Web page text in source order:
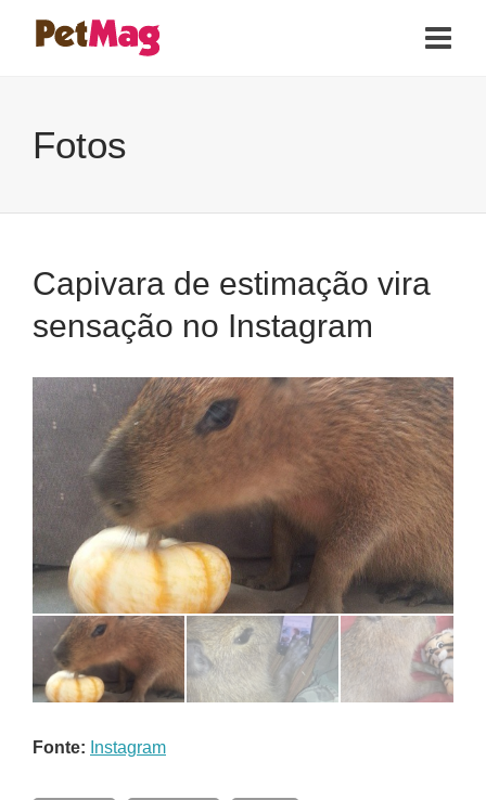
Fotos
Capivara de estimação vira
sensação no Instagram
Fonte: Instagram